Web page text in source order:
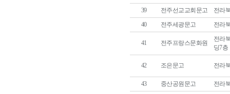
39
전주선교교회문고
전라
40
전주세광문고 전라
41 전주프랑스문화원
전라
딩7층
42 조은문고 전라
43 중산공원문고
전라